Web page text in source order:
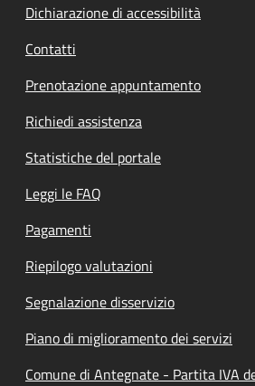
Dichiarazione di accessibilità
Contatti
Prenotazione appuntamento
Richiedi assistenza
Statistiche del portale
Leggi le FAQ
Pagamenti
Riepilogo valutazioni
Segnalazione disservizio
Piano di miglioramento dei servizi
Comune di Antegnate - Partita IVA